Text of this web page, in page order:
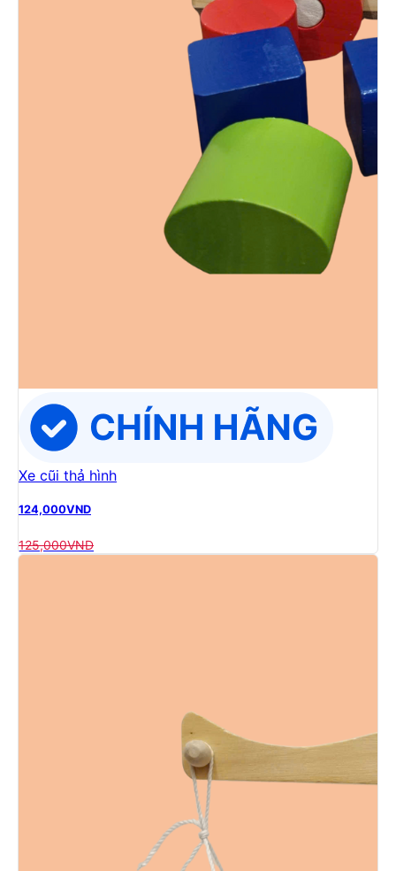
Xe cũi thả hình
124,000VND
125,000VND